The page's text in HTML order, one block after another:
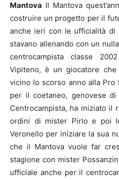
Mantova Il Mantova
costruire un progetto per il
anche ieri con le ufficialità di
stavano allenando con un
centrocampista classe
Vipiteno, è un giocatore
vicino lo scorso anno alla Pro
per il coetaneo, genovese di
Centrocampista, ha iniziato il
ordini di mister Pirlo e poi
Veronello per iniziare la sua
che il Mantova vuole far
stagione con mister
ufficiale anche per il